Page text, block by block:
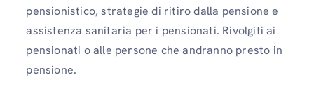
pensionistico, strategie di ritiro dalla pensione e
assistenza sanitaria per i pensionati. Rivolgiti ai
pensionati o alle persone che andranno presto in
pensione.